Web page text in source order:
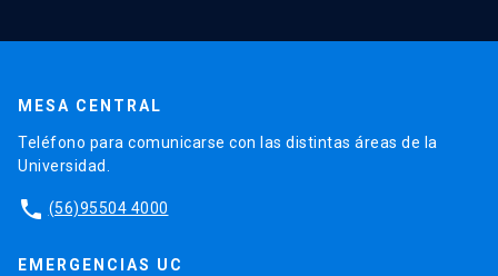
MESA CENTRAL
Teléfono para comunicarse con las distintas áreas de la
Universidad.
phone (56)95504 4000
EMERGENCIAS UC